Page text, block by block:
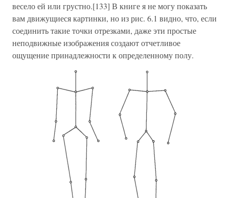
весело ей или грустно.[133] В книге я не могу показать
вам движущиеся картинки, но из рис. 6.1 видно, что, если
соединить такие точки отрезками, даже эти простые
неподвижные изображения создают отчетливое
ощущение принадлежности к определенному полу.